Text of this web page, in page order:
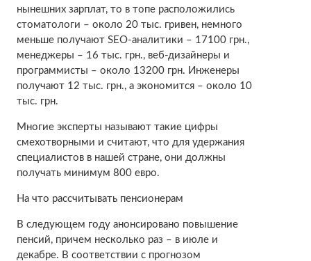
нынешних зарплат, то в топе расположились
стоматологи – около 20 тыс. гривен, немного
меньше получают SEO-аналитики – 17100 грн.,
менеджеры – 16 тыс. грн., веб-дизайнеры и
программисты – около 13200 грн. Инженеры
получают 12 тыс. грн., а экономится – около 10
тыс. грн.
Многие эксперты называют такие цифры
смехотворными и считают, что для удержания
специалистов в нашей стране, они должны
получать минимум 800 евро.
На что рассчитывать пенсионерам
В следующем году анонсировано повышение
пенсий, причем несколько раз – в июле и
декабре. В соответствии с прогнозом